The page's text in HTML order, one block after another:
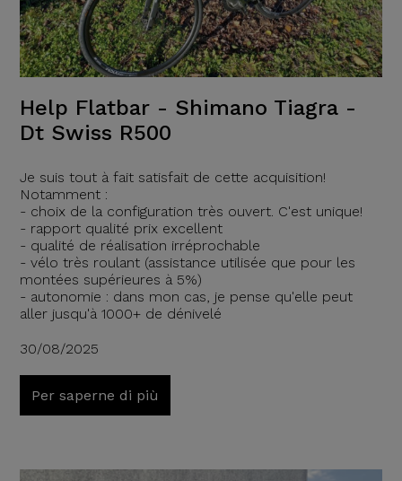
Help Flatbar - Shimano Tiagra -
Dt Swiss R500
Je suis tout à fait satisfait de cette acquisition!
Notamment :
- choix de la configuration très ouvert. C'est unique!
- rapport qualité prix excellent
- qualité de réalisation irréprochable
- vélo très roulant (assistance utilisée que pour les
montées supérieures à 5%)
- autonomie : dans mon cas, je pense qu'elle peut
aller jusqu'à 1000+ de dénivelé
30/08/2025
Per saperne di più